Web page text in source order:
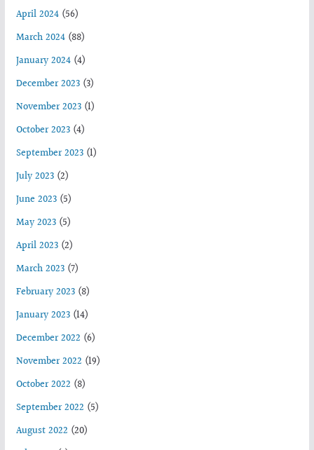
April 2024(56)
March 2024(88)
January 2024(4)
December 2023(3)
November 2023(1)
October 2023(4)
September 2023(1)
July 2023(2)
June 2023(5)
May 2023(5)
April 2023(2)
March 2023(7)
February 2023(8)
January 2023(14)
December 2022 (6)
November 2022 (19)
October 2022 (8)
September 2022 (5)
August 2022 (20)